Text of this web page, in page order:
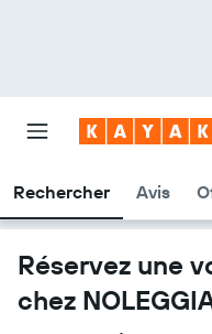
Rechercher Avis
Réservez une
chez